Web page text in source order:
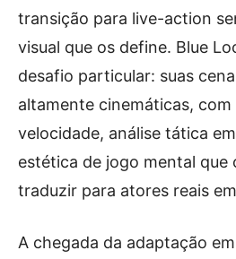
transição para live-action
visual que os define. Blue
desafio particular: suas
altamente cinemáticas,
velocidade, análise tática
estética de jogo mental que
traduzir para atores reais
A chegada da adaptação